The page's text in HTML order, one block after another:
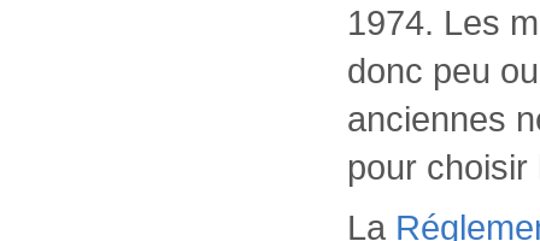
1974. Les
donc peu
anciennes
pour choisir
La